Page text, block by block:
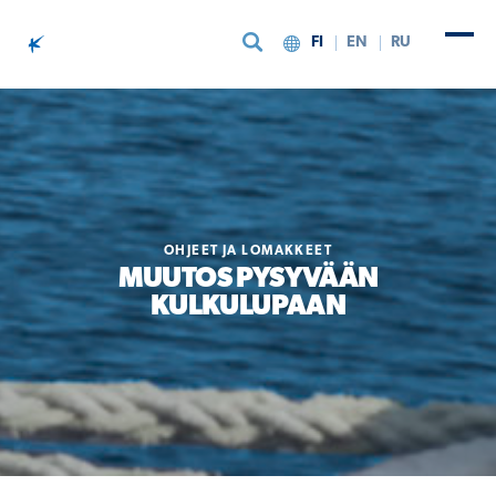
Siirry sisältöön
FI EN RU
OHJEET JA LOMAKKEET
MUUTOS PYSYVÄÄN
KULKULUPAAN